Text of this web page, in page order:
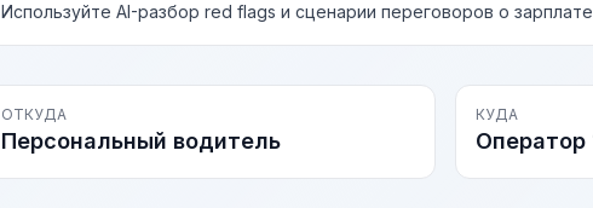
Используйте AI-разбор red flags и сценарии переговоров о
ОТКУДА
Персональный водитель
КУДА
Оператор